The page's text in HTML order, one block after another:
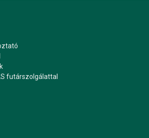
futárszolgálattal